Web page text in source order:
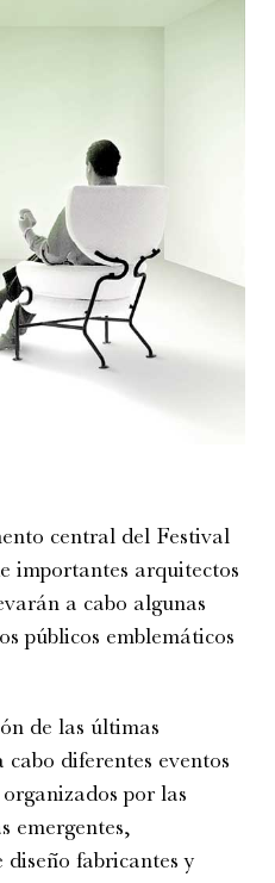
central del Festival
importantes arquitectos
a cabo algunas
públicos emblemáticos
de las últimas
diferentes eventos
por las
emergentes,
diseño fabricantes y